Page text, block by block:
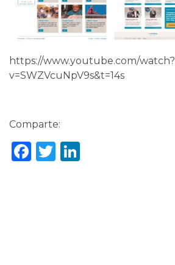
https://www.youtube.com/watch?
v=SWZVcuNpV9s&t=14s
Comparte:
Facebook
Twitter